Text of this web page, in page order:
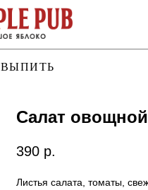
ВЫПИТЬ
Салат овощной
390 р.
Листья салата, томаты,